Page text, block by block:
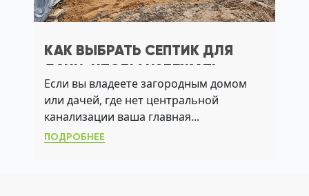
КАК ВЫБРАТЬ СЕПТИК ДЛЯ
ДАЧИ, ЧТОБЫ ИЗБЕЖАТЬ
ЗАПАХА, ПЕРЕПОЛНЕНИЯ И
НАРУШЕНИЙ САНПИН
Если вы владеете загородным домом
или дачей, где нет центральной
канализации ваша главная...
ПОДРОБНЕЕ